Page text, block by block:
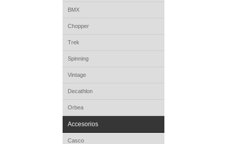
BMX
Chopper
Trek
Spinning
Vintage
Decathlon
Orbea
Accesorios
Casco